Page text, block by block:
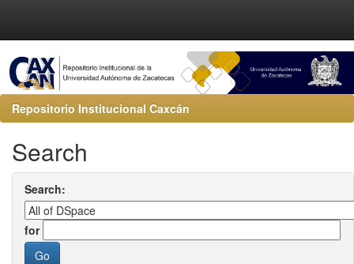
Repositorio Institucional Caxcán
Search
Search:
for